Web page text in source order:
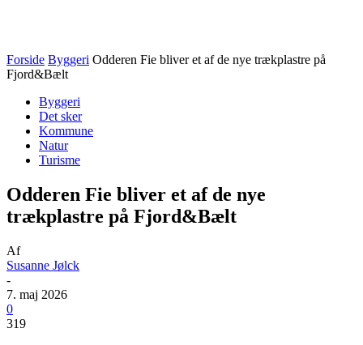
Forside Byggeri Odderen Fie bliver et af de nye trækplastre på
Fjord&Bælt
Byggeri
Det sker
Kommune
Natur
Turisme
Odderen Fie bliver et af de nye
trækplastre på Fjord&Bælt
Af
Susanne Jølck
-
7. maj 2026
0
319